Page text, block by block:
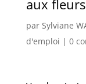
aux fleurs
par Sylviane
d'emploi | 0